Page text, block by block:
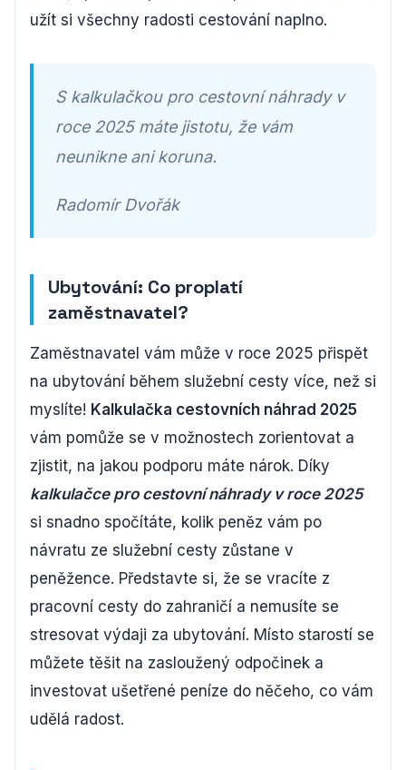
užít si všechny radosti cestování naplno.
S kalkulačkou pro cestovní náhrady v
roce 2025 máte jistotu, že vám
neunikne ani koruna.
Radomír Dvořák
Ubytování: Co proplatí
zaměstnavatel?
Zaměstnavatel vám může v roce 2025 přispět
na ubytování během služební cesty více, než si
myslíte! Kalkulačka cestovních náhrad 2025
vám pomůže se v možnostech zorientovat a
zjistit, na jakou podporu máte nárok. Díky
kalkulačce pro cestovní náhrady v roce 2025
si snadno spočítáte, kolik peněz vám po
návratu ze služební cesty zůstane v
peněžence. Představte si, že se vracíte z
pracovní cesty do zahraničí a nemusíte se
stresovat výdaji za ubytování. Místo starostí se
můžete těšit na zasloužený odpočinek a
investovat ušetřené peníze do něčeho, co vám
udělá radost.